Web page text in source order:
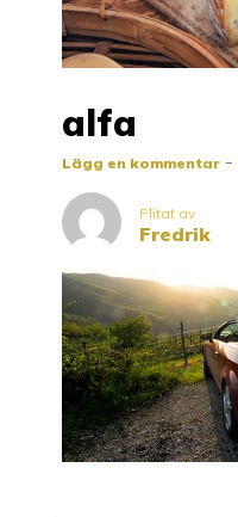
alfa
Lägg en kommentar
Plitat av
Fredrik